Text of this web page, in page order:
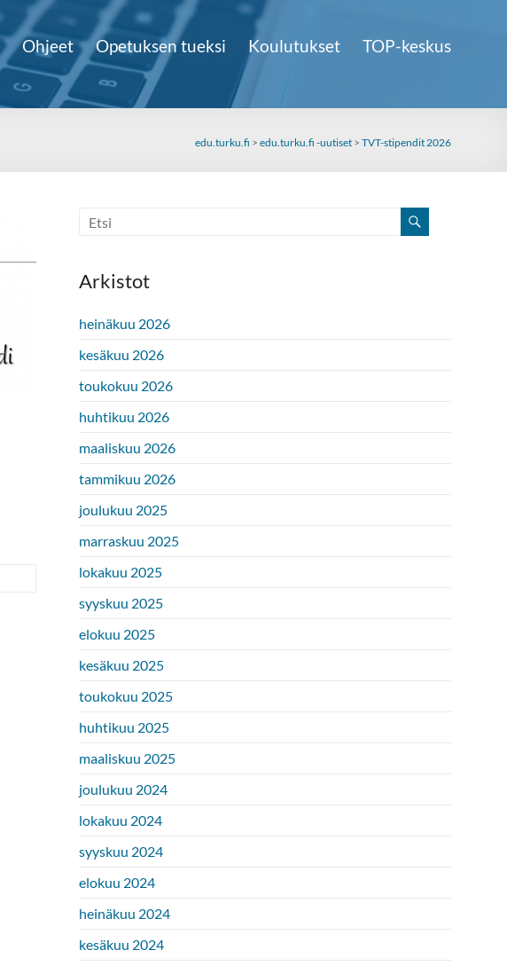
Ohjeet Opetuksen tueksi Koulutukset TOP-keskus
edu.turku.fi > edu.turku.fi -uutiset > TVT-stipendit 2026
Arkistot
heinäkuu 2026
kesäkuu 2026
toukokuu 2026
huhtikuu 2026
maaliskuu 2026
tammikuu 2026
joulukuu 2025
marraskuu 2025
lokakuu 2025
syyskuu 2025
elokuu 2025
kesäkuu 2025
toukokuu 2025
huhtikuu 2025
maaliskuu 2025
joulukuu 2024
lokakuu 2024
syyskuu 2024
elokuu 2024
heinäkuu 2024
kesäkuu 2024